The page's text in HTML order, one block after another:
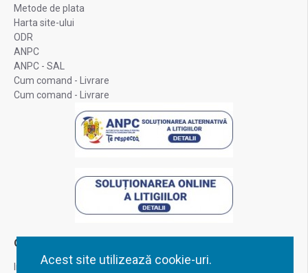
Acest site utilizează cookie-uri.
Metode de plata
Harta site-ului
ODR
ANPC
ANPC - SAL
Cum comand - Livrare
Cum comand - Livrare
Contul Meu
Inregistrare